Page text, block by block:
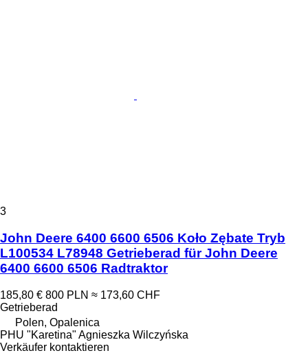
3
John Deere 6400 6600 6506 Koło Zębate Tryb
L100534 L78948 Getrieberad für John Deere
6400 6600 6506 Radtraktor
185,80 € 800 PLN ≈ 173,60 CHF
Getrieberad
Polen, Opalenica
PHU "Karetina" Agnieszka Wilczyńska
Verkäufer kontaktieren